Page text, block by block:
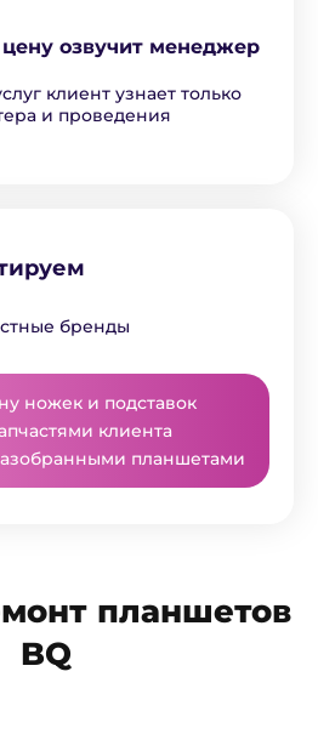
озвучит менеджер
клиент узнает только
и проведения
бренды
ножек и подставок
клиента
планшетами
планшетов
BQ